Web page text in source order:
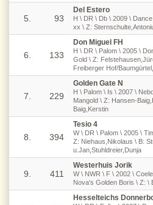
5. 93
Del Estero
H \ DR \ Db \ 2009 \
xx \ Z:
6. 133
Don Miguel FH
H \ DR \ Palom \ 2005 \
Gold \ Z:
Freiberger Hof/Baumgürtel,
7. 229
Golden Gate N
H \ Palom \ Is \ 2007 \
Mangold \ Z: Hansen-
Baig,Kerstin
8. 394
Tesio 4
W \ DR \ Palom \ 2005 \
Z: Niehaus,Nikolaus \ B:
u.Jan,Stuhldreier,Dunja
9. 411
Westerhuis Jorik
W \ NWR \ F \ 2002 \
Nova's Golden Boris \ Z: \
Hesselteichs